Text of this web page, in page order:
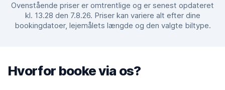
Ovenstående priser er omtrentlige og er senest opdateret
kl. 13.28 den 7.8.26. Priser kan variere alt efter dine
bookingdatoer, lejemålets længde og den valgte biltype.
Hvorfor booke via os?